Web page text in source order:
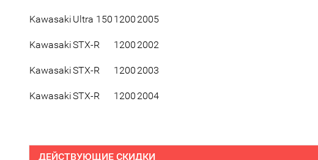
Kawasaki Ultra 150 1200 2005
KawasakiSTX-R 1200 2002
KawasakiSTX-R 1200 2003
KawasakiSTX-R 1200 2004
ДЕЙСТВУЮЩИЕ СКИДКИ